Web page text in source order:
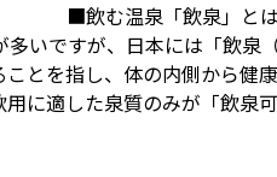
■飲む温泉「飲泉」と
いですが、日本には「飲泉
とを指し、体の内側から健
に適した泉質のみが「飲泉